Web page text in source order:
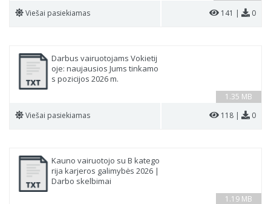
Viešai pasiekiamas 141 | 0
1.35 MB
Darbus vairuotojams Vokietij
oje: naujausios Jums tinkamo
s pozicijos 2026 m.
Viešai pasiekiamas 118 | 0
1.19 MB
Kauno vairuotojo su B katego
rija karjeros galimybės 2026 |
Darbo skelbimai